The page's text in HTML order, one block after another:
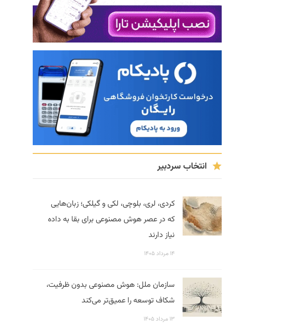
انتخاب سردبیر
کردی، لری، بلوچی، لکی و گیلکی؛ زبان‌هایی
که در عصر هوش مصنوعی برای بقا به داده
نیاز دارند
۱۴ مرداد ۱۴۰۵
سازمان ملل: هوش مصنوعی بدون ظرفیت،
شکاف توسعه را عمیق‌تر می‌کند
۱۳ مرداد ۱۴۰۵